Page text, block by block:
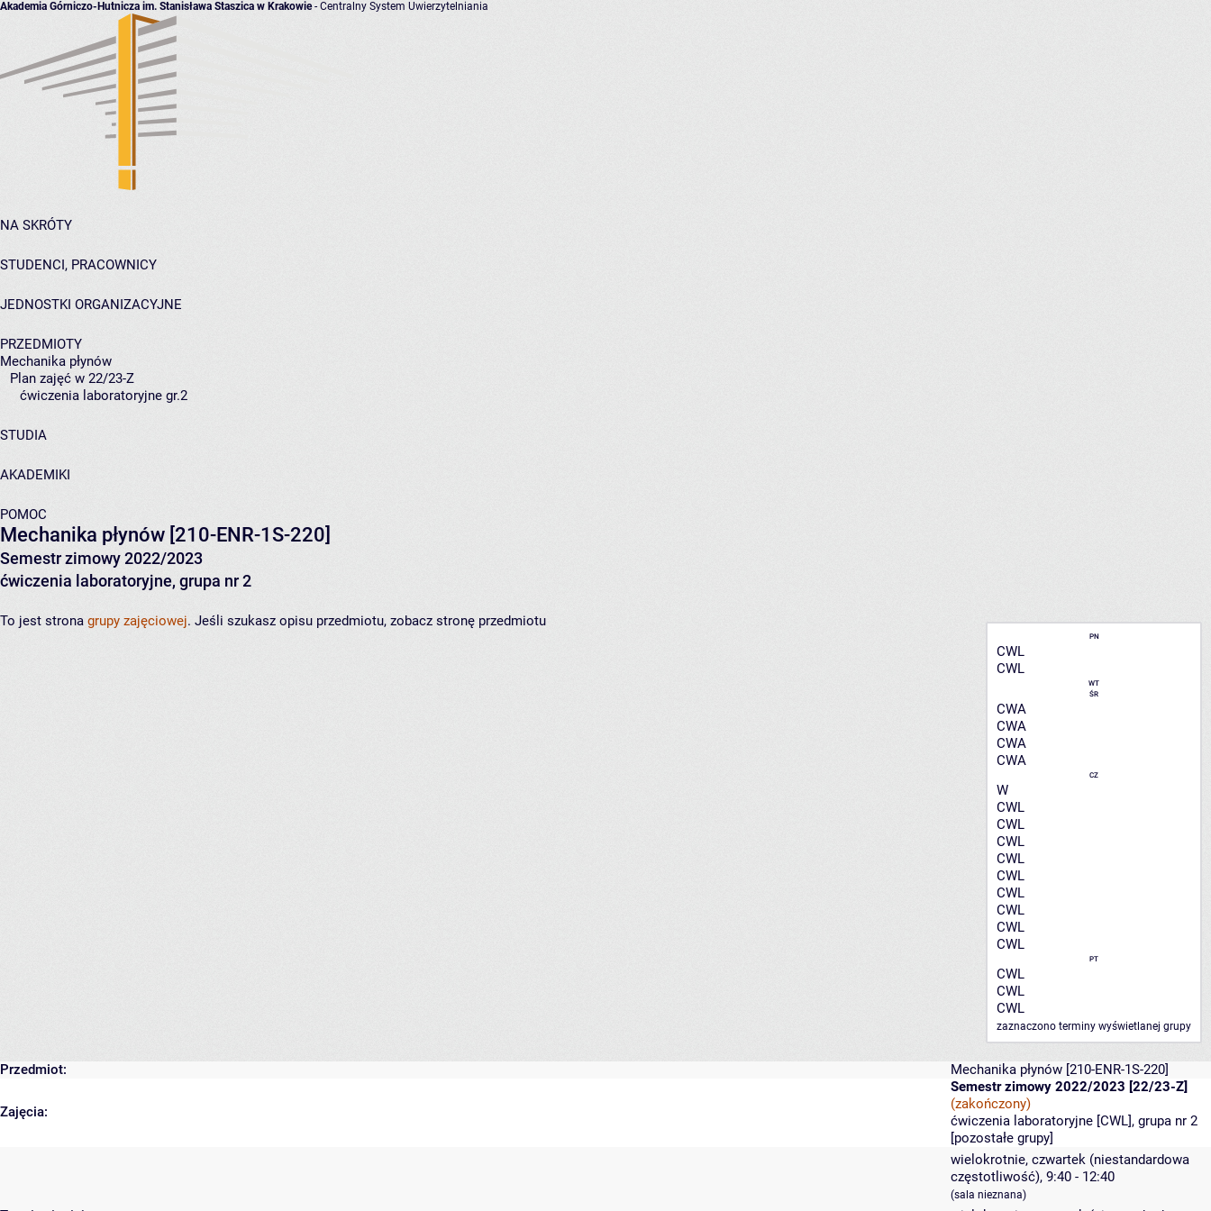
Akademia Górniczo-Hutnicza im. Stanisława Staszica w Krakowie- Centralny System Uwierzytelniania
NA SKRÓTY
STUDENCI, PRACOWNICY
JEDNOSTKI ORGANIZACYJNE
PRZEDMIOTY
Mechanika płynów
Plan zajęć w 22/23-Z
ćwiczenia laboratoryjne gr.2
STUDIA
AKADEMIKI
POMOC
Mechanika płynów [210-ENR-1S-220]
Semestr zimowy 2022/2023
ćwiczenia laboratoryjne, grupa nr 2
PN
CWL
CWL
WT
ŚR
CWA
CWA
CWA
CWA
CZ
W
CWL
CWL
CWL
CWL
CWL
CWL
CWL
CWL
CWL
PT
CWL
CWL
CWL
zaznaczono terminy wyświetlanej grupy
To jest strona grupy zajęciowej. Jeśli szukasz opisu przedmiotu, zobacz stronę przedmiotu
Przedmiot: Mechanika płynów [210-ENR-1S-220]
Zajęcia:
Semestr zimowy 2022/2023 [22/23-Z]
(zakończony)
ćwiczenia laboratoryjne [CWL], grupa nr 2
[pozostałe grupy]
wielokrotnie, czwartek (niestandardowa
częstotliwość), 9:40 - 12:40
(sala nieznana)